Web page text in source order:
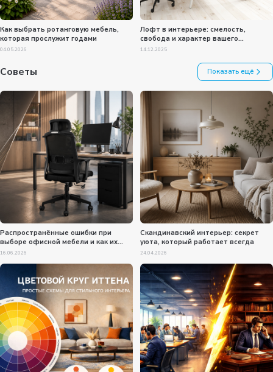
Как выбрать ротанговую мебель,
которая прослужит годами
04.05.2026
Лофт в интерьере: смелость,
свобода и характер вашего
пространства
14.12.2025
Советы Показать ещё
Распространённые ошибки при
выборе офисной мебели и как их
избежать
16.06.2026
Скандинавский интерьер: секрет
уюта, который работает всегда
24.04.2026